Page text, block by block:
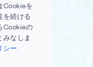
Cookieを
を続ける
Cookieの
みなしま
ー.